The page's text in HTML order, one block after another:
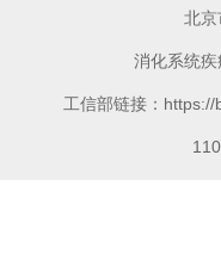
北京
消化系统
工信部链接：https://